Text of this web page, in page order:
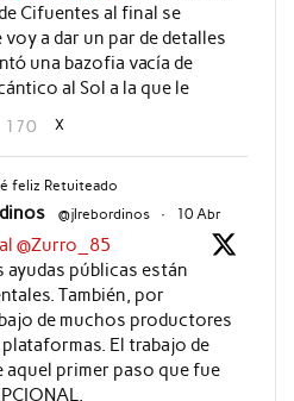
Cifuentes al final se
a dar un par de detalles
una bazofia vacía de
al Sol a la que le
170 X
feliz Retuiteado
@jlrebordinos · 10 Abr
@Zurro_85
ayudas públicas están
También, por
de muchos productores
El trabajo de
aquel primer paso que fue